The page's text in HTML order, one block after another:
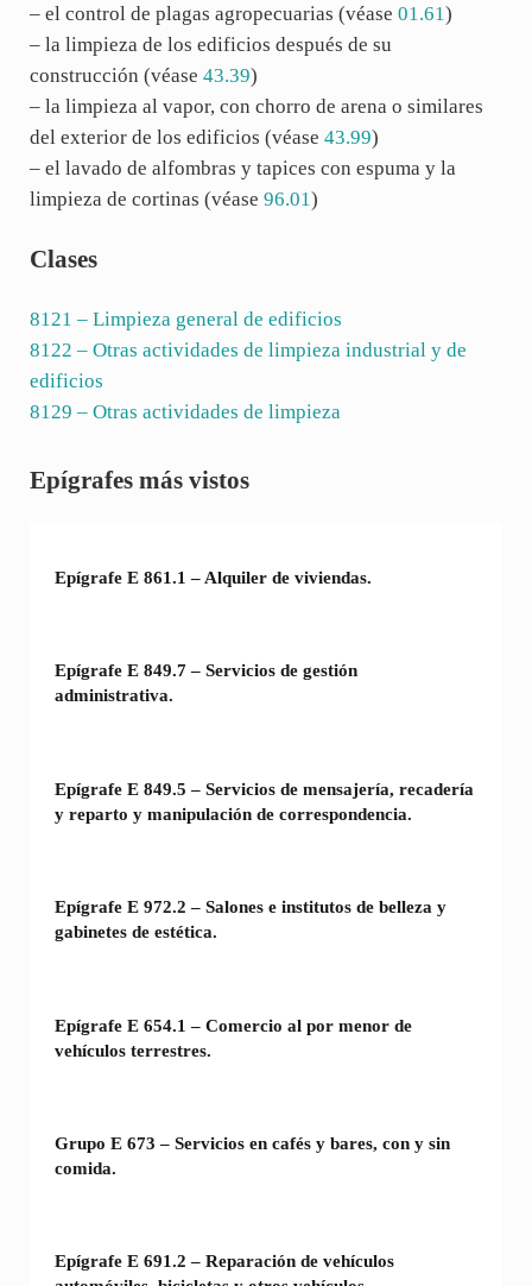
– el control de plagas agropecuarias (véase 01.61)
– la limpieza de los edificios después de su
construcción (véase 43.39)
– la limpieza al vapor, con chorro de arena o similares
del exterior de los edificios (véase 43.99)
– el lavado de alfombras y tapices con espuma y la
limpieza de cortinas (véase 96.01)
Clases
8121 – Limpieza general de edificios
8122 – Otras actividades de limpieza industrial y de
edificios
8129 – Otras actividades de limpieza
Sidebar
Epígrafes más vistos
Epígrafe E 861.1 – Alquiler de viviendas.
Epígrafe E 849.7 – Servicios de gestión
administrativa.
Epígrafe E 849.5 – Servicios de mensajería, recadería
y reparto y manipulación de correspondencia.
Epígrafe E 972.2 – Salones e institutos de belleza y
gabinetes de estética.
Epígrafe E 654.1 – Comercio al por menor de
vehículos terrestres.
Grupo E 673 – Servicios en cafés y bares, con y sin
comida.
Epígrafe E 691.2 – Reparación de vehículos